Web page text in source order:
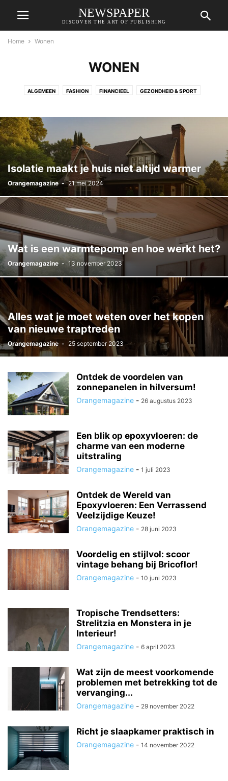
NEWSPAPER
DISCOVER THE ART OF PUBLISHING
Home Wonen
WONEN
ALGEMEEN FASHION FINANCIEEL GEZONDHEID & SPORT
Isolatie maakt je huis niet altijd warmer
Orangemagazine - 21 mei 2024
Wat is een warmtepomp en hoe werkt het?
Orangemagazine - 13 november 2023
Alles wat je moet weten over het kopen
van nieuwe traptreden
Orangemagazine - 25 september 2023
Ontdek de voordelen van
zonnepanelen in hilversum!
Orangemagazine - 26 augustus 2023
Een blik op epoxyvloeren: de
charme van een moderne
uitstraling
Orangemagazine - 1 juli 2023
Ontdek de Wereld van
Epoxyvloeren: Een Verrassend
Veelzijdige Keuze!
Orangemagazine - 28 juni 2023
Voordelig en stijlvol: scoor
vintage behang bij Bricoflor!
Orangemagazine - 10 juni 2023
Tropische Trendsetters:
Strelitzia en Monstera in je
Interieur!
Orangemagazine - 6 april 2023
Wat zijn de meest voorkomende
problemen met betrekking tot de
vervanging...
Orangemagazine - 29 november 2022
Richt je slaapkamer praktisch in
Orangemagazine - 14 november 2022